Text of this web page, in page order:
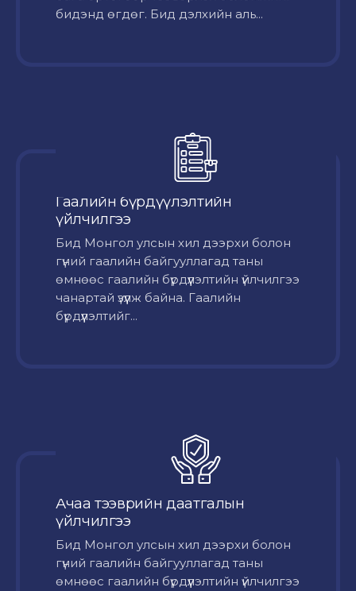
бидэнд өгдөг. Бид дэлхийн аль...
Гаалийн бүрдүүлэлтийн
үйлчилгээ
Бид Монгол улсын хил дээрхи болон
гүний гаалийн байгууллагад таны
өмнөөс гаалийн бүрдүүлэлтийн үйлчилгээ
чанартай үзүүлж байна. Гаалийн
бүрдүүлэлтийг...
Ачаа тээврийн даатгалын
үйлчилгээ
Бид Монгол улсын хил дээрхи болон
гүний гаалийн байгууллагад таны
өмнөөс гаалийн бүрдүүлэлтийн үйлчилгээ